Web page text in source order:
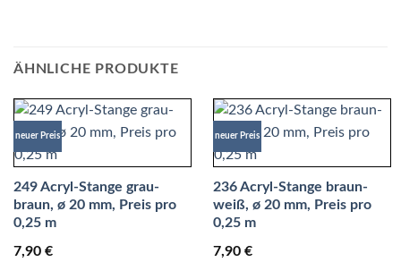
ÄHNLICHE PRODUKTE
neuer Preis
249 Acryl-Stange grau-
braun, ø 20 mm, Preis pro
0,25 m
7,90 €
neuer Preis
236 Acryl-Stange braun-
weiß, ø 20 mm, Preis pro
0,25 m
7,90 €